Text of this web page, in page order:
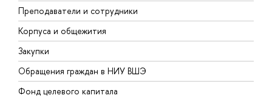
Преподаватели и сотрудники
Корпуса и общежития
Закупки
Обращения граждан в НИУ ВШЭ
Фонд целевого капитала